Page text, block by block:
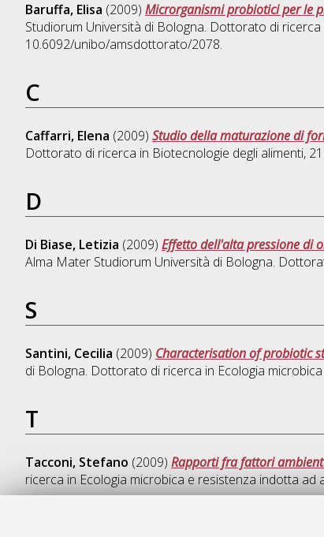
Baruffa, Elisa (2009) Microrganismi probiotici per le
Studiorum Università di Bologna. Dottorato di ricerca
10.6092/unibo/amsdottorato/2078.
C
Caffarri, Elena (2009) Studio della maturazione di
Dottorato di ricerca in Biotecnologie degli alimenti,
D
Di Biase, Letizia (2009) Effetto dell'alta pressione di
Alma Mater Studiorum Università di Bologna.
S
Santini, Cecilia (2009) Characterisation of probiotic
di Bologna. Dottorato di ricerca in Ecologia
T
Tacconi, Stefano (2009) Rapporti fra fattori
ricerca in Ecologia microbica e resistenza indotta